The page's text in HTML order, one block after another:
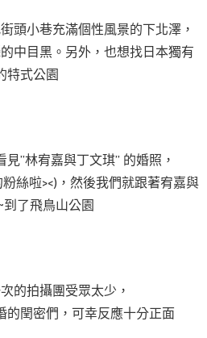
頭小巷充滿個性風景的下北澤，
中目黑。另外，也想找日本獨有
特式公園
”林宥嘉與丁文琪” 的婚照，
絲啦><)，然後我們就跟著宥嘉與
到了飛鳥山公園
的拍攝團受眾太少，
的閏密們，可幸反應十分正面